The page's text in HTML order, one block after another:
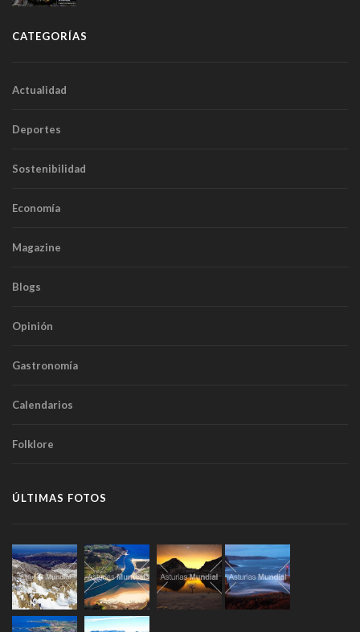
CATEGORÍAS
Actualidad
Deportes
Sostenibilidad
Economía
Magazine
Blogs
Opinión
Gastronomía
Calendarios
Folklore
ÚLTIMAS FOTOS